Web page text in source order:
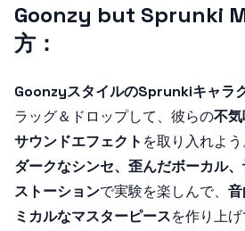
Goonzy but Sprunki
方：
GoonzyスタイルのSprunkiキャラ
ラッグ＆ドロップして、彼らの不
サウンドエフェクト を取り入れよう
ダークなシンセ、歪んだボーカル
ストーションで実験を楽しんで、
ミカルなマスターピースを作り上げ